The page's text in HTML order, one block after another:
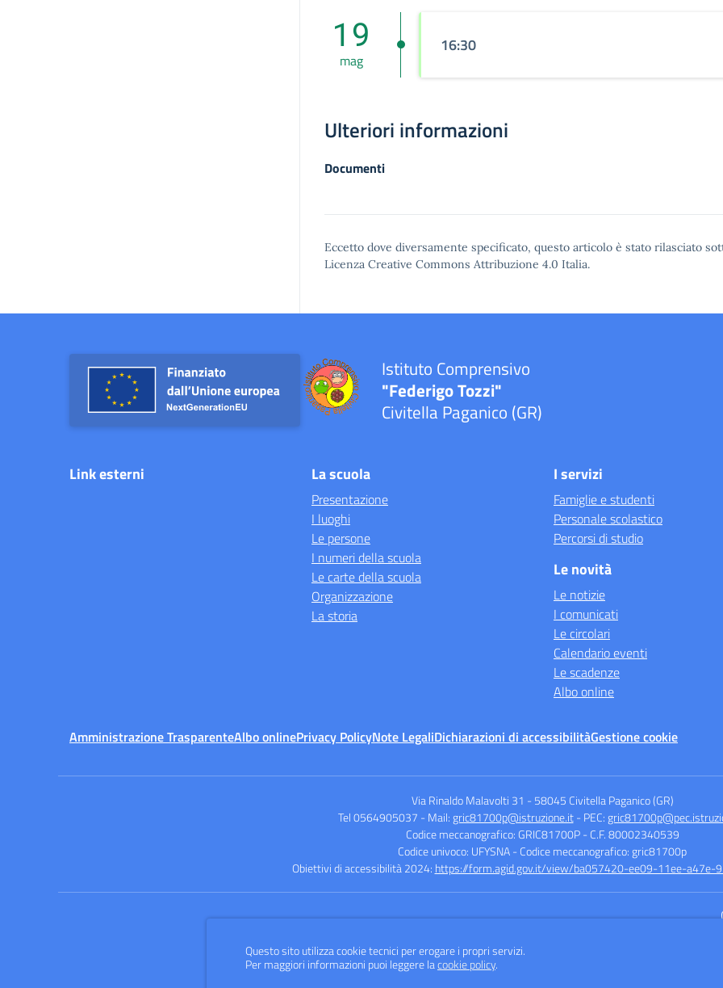
19
mag
16:30
Ulteriori informazioni
Documenti
Eccetto dove diversamente specificato, questo articolo è stato rilasciato
Licenza Creative Commons Attribuzione 4.0 Italia.
Istituto Comprensivo
"Federigo Tozzi"
Civitella Paganico (GR)
Link esterni La scuola
Presentazione
I luoghi
Le persone
I numeri della scuola
Le carte della scuola
Organizzazione
La storia
I servizi
Famiglie e studenti
Personale scolastico
Percorsi di studio
Le novità
Le notizie
I comunicati
Le circolari
Calendario eventi
Le scadenze
Albo online
Amministrazione TrasparenteAlbo onlinePrivacy PolicyNote LegaliDichiarazioni di accessibilitàGestione cookie
Via Rinaldo Malavolti 31 - 58045 Civitella Paganico (GR)
Tel 0564905037 - Mail:gric81700p@istruzione.it - PEC:
Codice meccanografico: GRIC81700P - C.F. 80002340539
Codice univoco: UFYSNA- Codice meccanografico: gric81700p
Obiettivi di accessibilità 2024: https://form.agid.gov.it/view/ba057420-ee09-11ee-a47e-
Questo sito utilizza cookie tecnici per erogare i propri servizi.
Per maggiori informazioni puoi leggere lacookie policy.